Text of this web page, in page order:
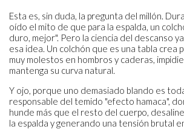
Esta es, sin duda, la pregunta del millón.
oído el mito de que para la espalda, un
duro, mejor". Pero la ciencia del descanso
esa idea. Un colchón que es una tabla crea
muy molestos en hombros y caderas,
mantenga su curva natural.
Y ojo, porque uno demasiado blando es
responsable del temido "efecto hamaca",
hunde más que el resto del cuerpo,
la espalda y generando una tensión brutal